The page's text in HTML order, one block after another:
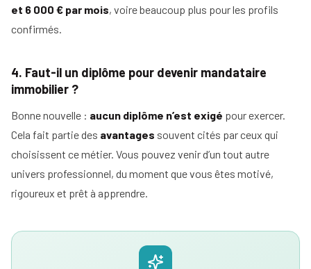
et 6 000 € par mois, voire beaucoup plus pour les profils
confirmés.
4. Faut-il un diplôme pour devenir mandataire
immobilier ?
Bonne nouvelle : aucun diplôme n’est exigé pour exercer.
Cela fait partie des avantages souvent cités par ceux qui
choisissent ce métier. Vous pouvez venir d’un tout autre
univers professionnel, du moment que vous êtes motivé,
rigoureux et prêt à apprendre.